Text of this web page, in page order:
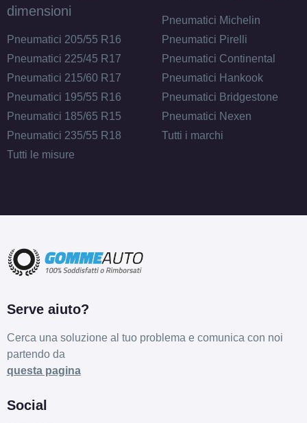
C A 72
dimensioni
Pneumatici 205/55 R16
Pneumatici 225/45 R17
Pneumatici 215/60 R17
Pneumatici 195/55 R16
Pneumatici 185/65 R15
Pneumatici 235/55 R18
Tutti le misure
Pneumatici Michelin
Pneumatici Pirelli
Pneumatici Continental
Pneumatici Hankook
Pneumatici Bridgestone
Pneumatici Nexen
Tutti i marchi
Serve aiuto?
Cerca una soluzione al tuo problema e comunica con noi
partendo da
questa pagina
Social